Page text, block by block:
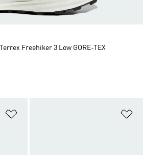
Freehiker 3 Low GORE-TEX